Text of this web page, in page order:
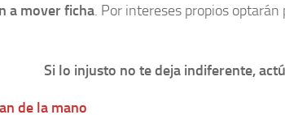
a mover ficha. Por intereses propios
Si lo injusto no te deja indiferente,
de la mano